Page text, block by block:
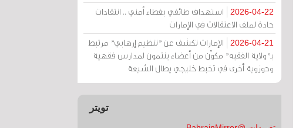
2026-04-22
استهداف طائفي بغطاء أمني .. انتقادات
حادة لملف الاعتقالات في الإمارات
2026-04-21
الإمارات تكشف عن "تنظيم إرهابي" مرتبط
بـ"ولاية الفقيه" مكوّن من أعضاء ينتمون لمدارس فقهية
وحوزوية أخرى في تخبط خليجي يطال الشيعة
تويتر